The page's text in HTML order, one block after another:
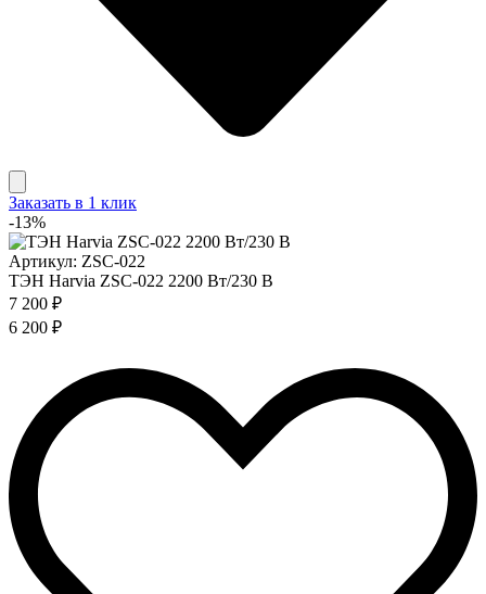
Заказать в 1 клик
-13%
Артикул: ZSC-022
ТЭН Harvia ZSC-022 2200 Вт/230 В
7 200 ₽
6 200 ₽